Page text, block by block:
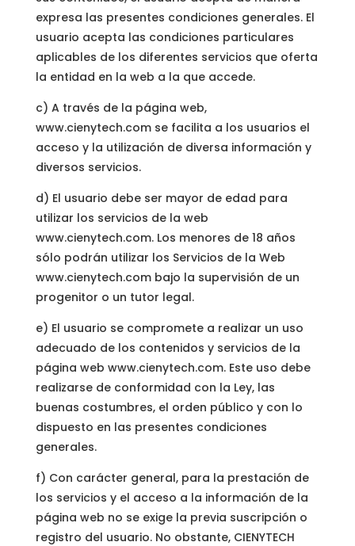
expresa las presentes condiciones generales. El
usuario acepta las condiciones particulares
aplicables de los diferentes servicios que oferta
la entidad en la web a la que accede.
c) A través de la página web,
www.cienytech.com se facilita a los usuarios el
acceso y la utilización de diversa información y
diversos servicios.
d) El usuario debe ser mayor de edad para
utilizar los servicios de la web
www.cienytech.com. Los menores de 18 años
sólo podrán utilizar los Servicios de la Web
www.cienytech.com bajo la supervisión de un
progenitor o un tutor legal.
e) El usuario se compromete a realizar un uso
adecuado de los contenidos y servicios de la
página web www.cienytech.com. Este uso debe
realizarse de conformidad con la Ley, las
buenas costumbres, el orden público y con lo
dispuesto en las presentes condiciones
generales.
f) Con carácter general, para la prestación de
los servicios y el acceso a la información de la
página web no se exige la previa suscripción o
registro del usuario. No obstante, CIENYTECH